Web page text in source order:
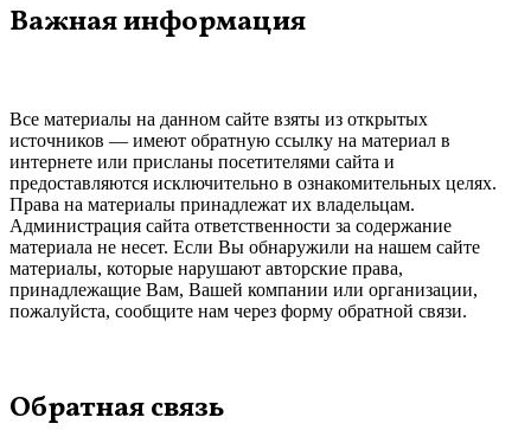
Важная информация
Все материалы на данном сайте взяты из открытых
источников — имеют обратную ссылку на материал в
интернете или присланы посетителями сайта и
предоставляются исключительно в ознакомительных целях.
Права на материалы принадлежат их владельцам.
Администрация сайта ответственности за содержание
материала не несет. Если Вы обнаружили на нашем сайте
материалы, которые нарушают авторские права,
принадлежащие Вам, Вашей компании или организации,
пожалуйста, сообщите нам через форму обратной связи.
Обратная связь